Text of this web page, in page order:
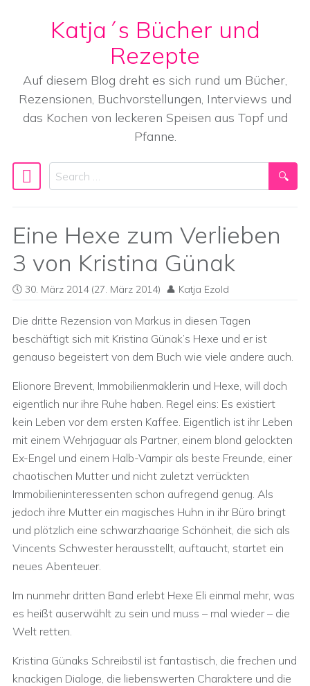
Skip to content
Katja´s Bücher und
Rezepte
Auf diesem Blog dreht es sich rund um Bücher,
Rezensionen, Buchvorstellungen, Interviews und
das Kochen von leckeren Speisen aus Topf und
Pfanne.
Main Navigation
Search
Eine Hexe zum Verlieben
3 von Kristina Günak
30. März 2014(27. März 2014) Katja Ezold
Die dritte Rezension von Markus in diesen Tagen
beschäftigt sich mit Kristina Günak’s Hexe und er ist
genauso begeistert von dem Buch wie viele andere auch.
Elionore Brevent, Immobilienmaklerin und Hexe, will doch
eigentlich nur ihre Ruhe haben. Regel eins: Es existiert
kein Leben vor dem ersten Kaffee. Eigentlich ist ihr Leben
mit einem Wehrjaguar als Partner, einem blond gelockten
Ex-Engel und einem Halb-Vampir als beste Freunde, einer
chaotischen Mutter und nicht zuletzt verrückten
Immobilieninteressenten schon aufregend genug. Als
jedoch ihre Mutter ein magisches Huhn in ihr Büro bringt
und plötzlich eine schwarzhaarige Schönheit, die sich als
Vincents Schwester herausstellt, auftaucht, startet ein
neues Abenteuer.
Im nunmehr dritten Band erlebt Hexe Eli einmal mehr, was
es heißt auserwählt zu sein und muss – mal wieder – die
Welt retten.
Kristina Günaks Schreibstil ist fantastisch, die frechen und
knackigen Dialoge, die liebenswerten Charaktere und die